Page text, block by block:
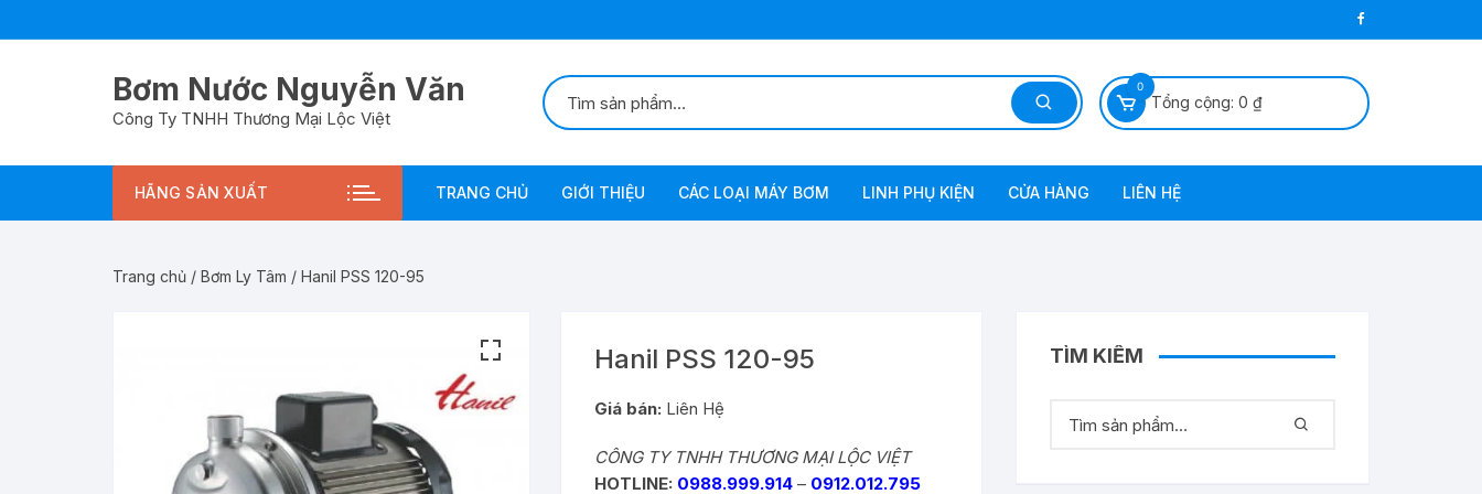
tới
Bơm Nước Nguyễn Văn
Công Ty TNHH Thương Mại Lộc Việt
0
Tổng cộng: 0 ₫
HÃNG SẢN XUẤT TRANG CHỦ GIỚI THIỆU CÁC LOẠI MÁY BƠM
Bơm Xăng-Diezel Bơm Dầu Diezel
Bơm Dầu Inox
Bơm Lưu Lượng Lớn
LINH PHỤ KIỆN CỬA HÀNG LIÊN HỆ
Trang chủ / Bơm Ly Tâm / Hanil PSS 120-95
Hanil PSS 120-95
Giá bán: Liên Hệ
CÔNG TY TNHH THƯƠNG MẠI LỘC VIỆT
HOTLINE: 0988.999.914 – 0912.012.795
TÌM KIẾM